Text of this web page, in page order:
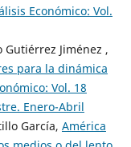
Económico: Vol.
Gutiérrez Jiménez ,
para la dinámica
Vol. 18
Enero-Abril
García, América